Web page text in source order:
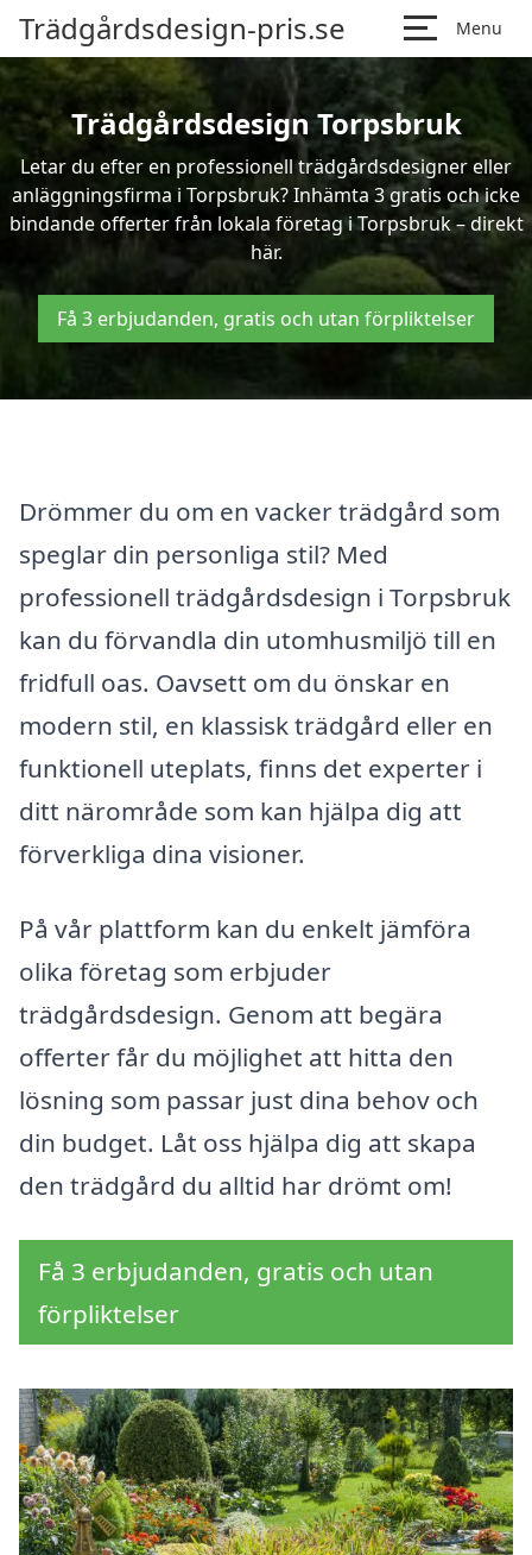
Trädgårdsdesign-pris.se Menu
Trädgårdsdesign Torpsbruk
Letar du efter en professionell trädgårdsdesigner eller
anläggningsfirma i Torpsbruk? Inhämta 3 gratis och icke
bindande offerter från lokala företag i Torpsbruk – direkt
här.
Få 3 erbjudanden, gratis och utan förpliktelser
Drömmer du om en vacker trädgård som
speglar din personliga stil? Med
professionell trädgårdsdesign i Torpsbruk
kan du förvandla din utomhusmiljö till en
fridfull oas. Oavsett om du önskar en
modern stil, en klassisk trädgård eller en
funktionell uteplats, finns det experter i
ditt närområde som kan hjälpa dig att
förverkliga dina visioner.
På vår plattform kan du enkelt jämföra
olika företag som erbjuder
trädgårdsdesign. Genom att begära
offerter får du möjlighet att hitta den
lösning som passar just dina behov och
din budget. Låt oss hjälpa dig att skapa
den trädgård du alltid har drömt om!
Få 3 erbjudanden, gratis och utan
förpliktelser